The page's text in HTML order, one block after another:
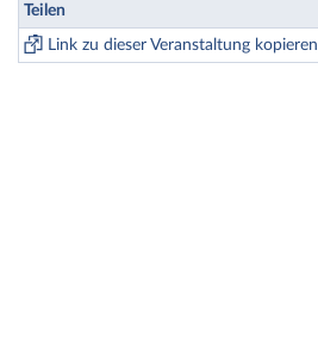
Teilen
Link zu dieser Veranstaltung kopieren